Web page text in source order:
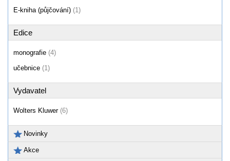
E-kniha (půjčování) (1)
Edice
monografie (4)
učebnice (1)
Vydavatel
Wolters Kluwer (6)
Novinky
Akce